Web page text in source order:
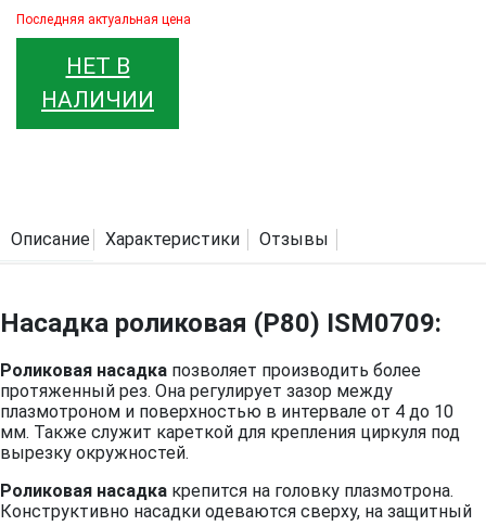
Последняя актуальная цена
НЕТ В
НАЛИЧИИ
Описание Характеристики Отзывы
Насадка роликовая (P80) ISM0709:
Роликовая насадка позволяет производить более
протяженный рез. Она регулирует зазор между
плазмотроном и поверхностью в интервале от 4 до 10
мм. Также служит кареткой для крепления циркуля под
вырезку окружностей.
Роликовая насадка крепится на головку плазмотрона.
Конструктивно насадки одеваются сверху, на защитный